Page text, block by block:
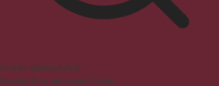
Profil für Anfallssicherheit
Beseitigt Blitze und reduziert Farben